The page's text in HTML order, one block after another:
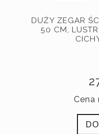
DUŻY ZEGAR
50 CM,
Cena